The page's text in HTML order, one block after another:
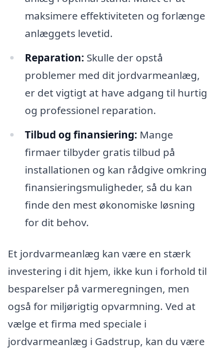
maksimere effektiviteten og forlænge
anlæggets levetid.
Reparation: Skulle der opstå
problemer med dit jordvarmeanlæg,
er det vigtigt at have adgang til hurtig
og professionel reparation.
Tilbud og finansiering: Mange
firmaer tilbyder gratis tilbud på
installationen og kan rådgive omkring
finansieringsmuligheder, så du kan
finde den mest økonomiske løsning
for dit behov.
Et jordvarmeanlæg kan være en stærk
investering i dit hjem, ikke kun i forhold til
besparelser på varmeregningen, men
også for miljørigtig opvarmning. Ved at
vælge et firma med speciale i
jordvarmeanlæg i Gadstrup, kan du være